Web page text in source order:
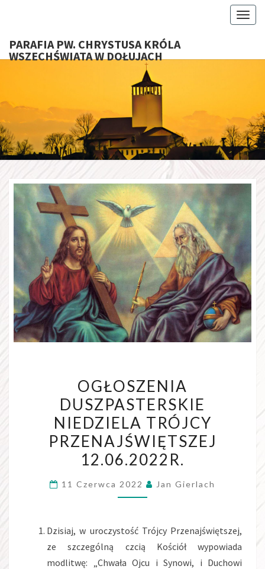
PARAFIA PW. CHRYSTUSA KRÓLA
WSZECHŚWIATA W DOŁUJACH
W
DUSZPASTERSKIE
NIEDZIELA
TRÓJCY
PRZENAJŚWIĘTSZEJ
12.06.2022R.
OGŁOSZENIA
DUSZPASTERSKIE
NIEDZIELA TRÓJCY
PRZENAJŚWIĘTSZEJ
12.06.2022R.
11 Czerwca 2022 Jan Gierlach
Dzisiaj, w uroczystość Trójcy Przenajświętszej,
ze szczególną czcią Kościół wypowiada
modlitwę: „Chwała Ojcu i Synowi, i Duchowi